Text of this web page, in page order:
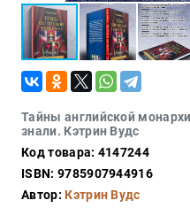
Тайны английской
знали. Кэтрин Вудс
Код товара: 4147244
ISBN: 9785907944916
Автор: Кэтрин Вудс
Туризм
Разное
Кухня,
гастрономия,
кулинария
Закон
Красота
и